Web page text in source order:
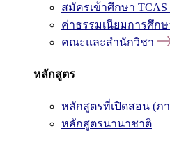
สมัครเข้าศึกษา TCAS
ค่าธรรมเนียมการศึกษ
คณะและสำนักวิชา
หลักสูตร
หลักสูตรที่เปิดสอน (ภ
หลักสูตรนานาชาติ